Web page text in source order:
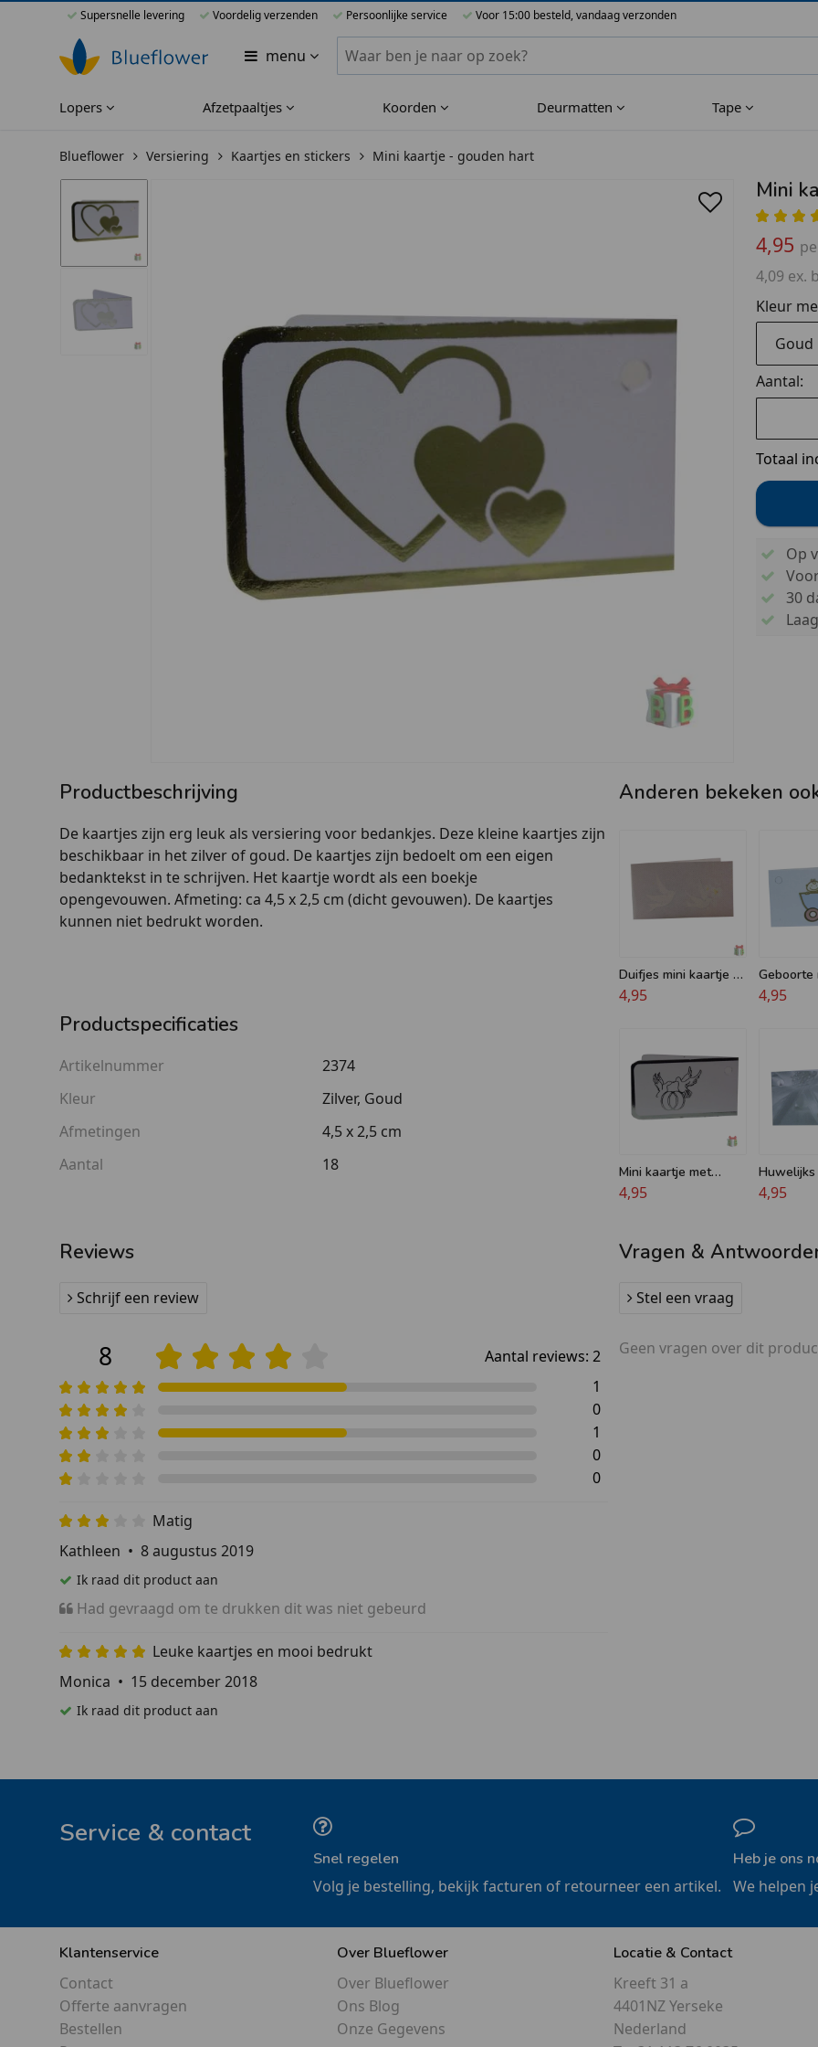
Supersnelle levering Voordelig verzenden Persoonlijke service Voor 15:00 besteld, vandaag verzonden
menu Zoeken binnen Blueflower
Lopers Afzetpaaltjes Koorden Deurmatten Tape
Blueflower Versiering Kaartjes en stickers Mini kaartje - gouden hart
Mini
4,95
4,09 ex.
Kleur
Goud
Aantal:
Totaal
Op
30
Productbeschrijving
De kaartjes zijn erg leuk als versiering voor bedankjes. Deze kleine kaartjes zijn
beschikbaar in het zilver of goud. De kaartjes zijn bedoelt om een eigen
bedanktekst in te schrijven. Het kaartje wordt als een boekje
opengevouwen. Afmeting: ca 4,5 x 2,5 cm (dicht gevouwen). De kaartjes
kunnen niet bedrukt worden.
Productspecificaties
Artikelnummer
2374
Kleur
Zilver, Goud
Afmetingen
4,5 x 2,5 cm
Aantal
18
Anderen bekeken
Duifjes mini kaartje -
Tortelduifjes
4,95
Geboorte
- Baby in
4,95
Mini kaartje met
zilveren duifjes
4,95
met
4,95
Reviews
Schrijf een review
8 Aantal reviews: 2
1
0
1
0
0
Matig
Kathleen • 8 augustus 2019
Ik raad dit product aan
Had gevraagd om te drukken dit was niet gebeurd
Leuke kaartjes en mooi bedrukt
Monica • 15 december 2018
Ik raad dit product aan
Vragen &
Stel een vraag
Geen vragen over dit
Service & contact
Snel regelen
Volg je bestelling, bekijk facturen of retourneer een artikel.
Heb je ons
We helpen
Klantenservice
Contact
Offerte aanvragen
Bestellen
Over Blueflower
Over Blueflower
Ons Blog
Onze Gegevens
Locatie & Contact
Kreeft 31 a
4401NZ Yerseke
Nederland